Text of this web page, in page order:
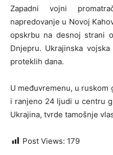
Zapadni vojni
napredovanje u Novoj
opskrbu na desnoj strani
Dnjepru. Ukrajinska
proteklih dana.
U međuvremenu, u
i ranjeno 24 ljudi u centru
Ukrajina, tvrde tamošnje
Post Views: 179